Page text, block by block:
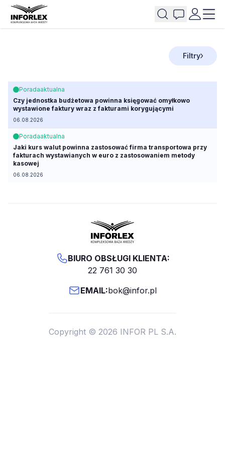
Filtry
Poradaaktualna
Czy jednostka budżetowa powinna księgować omyłkowo
wystawione faktury wraz z fakturami korygującymi
06.08.2026
Poradaaktualna
Jaki kurs walut powinna zastosować firma transportowa przy
fakturach wystawianych w euro z zastosowaniem metody
kasowej
06.08.2026
BIURO OBSŁUGI KLIENTA:
22 761 30 30
EMAIL:bok@infor.pl
Copyright © 2026 INFOR PL S.A.